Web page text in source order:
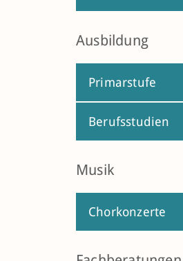
Ausbildung
Primarstufe
Berufsstudien
Musik
Chorkonzerte